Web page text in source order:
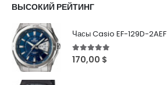
ВЫСОКИЙ РЕЙТИНГ
Часы Casio EF-129D-2AEF
5out of 5
170,00 $